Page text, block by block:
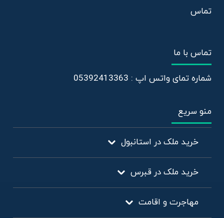
تماس
تماس با ما
شماره تمای واتس اپ : 05392413363
منو سریع
خرید ملک در استانبول
خرید ملک در قبرس
مهاجرت و اقامت